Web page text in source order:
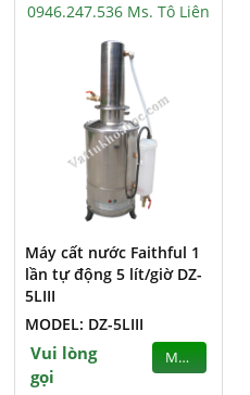
0946.247.536 Ms. Tô Liên
Máy cất nước Faithful 1
lần tự động 5 lít/giờ DZ-
5LIII
MODEL: DZ-5LIII
Vui lòng
gọi
MUA